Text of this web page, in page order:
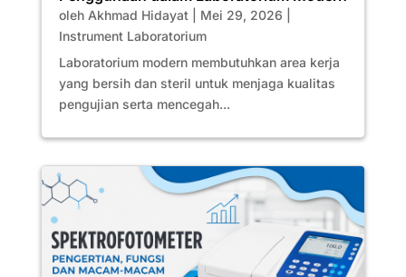
oleh Akhmad Hidayat| Mei 29, 2026
Instrument Laboratorium
Laboratorium modern membutuhkan area kerja
yang bersih dan steril untuk menjaga kualitas
pengujian serta mencegah...